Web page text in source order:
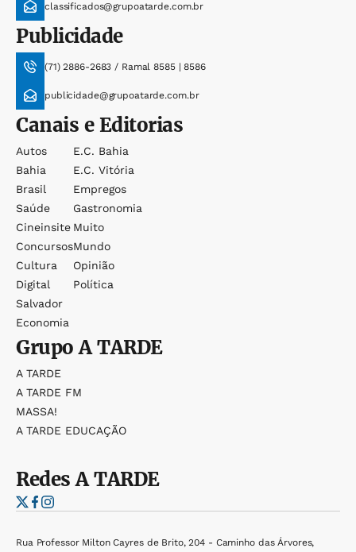
classificados@grupoatarde.com.br
Publicidade
(71) 2886-2683 / Ramal 8585 | 8586
publicidade@grupoatarde.com.br
Canais e Editorias
Autos
Bahia
Brasil
Saúde
Cineinsite
Concursos
Cultura
Digital
Salvador
Economia
E.c. Bahia
E.c. Vitória
Empregos
Gastronomia
Muito
Mundo
Opinião
Política
GrupoA TARDE
A TARDE
A TARDE FM
MASSA!
A TARDE EDUCAÇÃO
RedesA TARDE
Rua Professor Milton Cayres de Brito, 204 - Caminho das Árvores,